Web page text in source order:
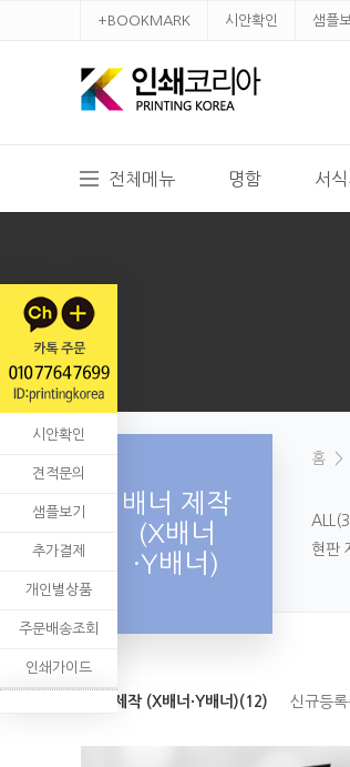
+BOOKMARK 시안확인 샘플
전체메뉴 명함 서식
배너 제작
(X배너
·Y배너)
홈 >
ALL
현판
배너 제작 (X배너·Y배너)(12) 신규등
시안확인
견적문의
샘플보기
추가결제
개인별상품
주문배송조회
인쇄가이드